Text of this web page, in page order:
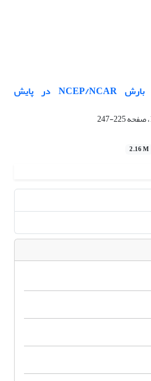
ارزیابی کاربرد داده‌‌های بارش NCEP/NCAR در پایش
225-247
2.16 M